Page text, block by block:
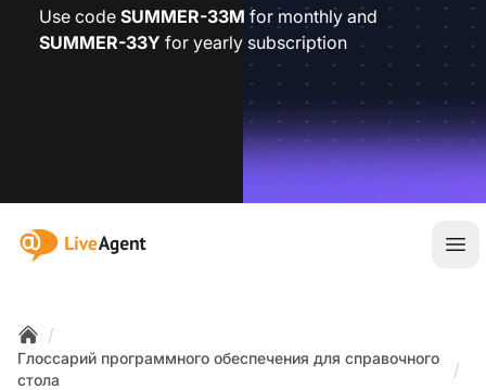
Use code SUMMER-33M for monthly and
SUMMER-33Y for yearly subscription
:site.title
Home
/
Глоссарий программного обеспечения для справочного
стола
/